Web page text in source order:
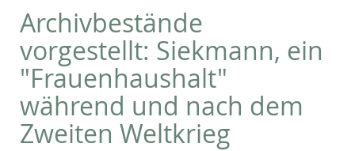
Archivbestände
vorgestellt: Siekmann, ein
"Frauenhaushalt"
während und nach dem
Zweiten Weltkrieg